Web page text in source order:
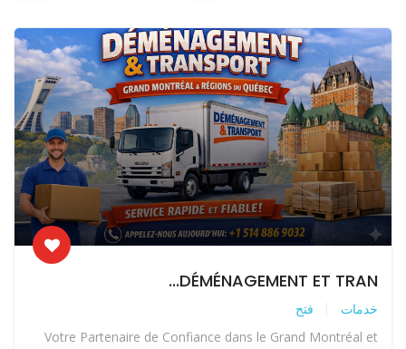
DÉMÉNAGEMENT ET TRAN...
خدمات فتح
Votre Partenaire de Confiance dans le Grand Montréal et